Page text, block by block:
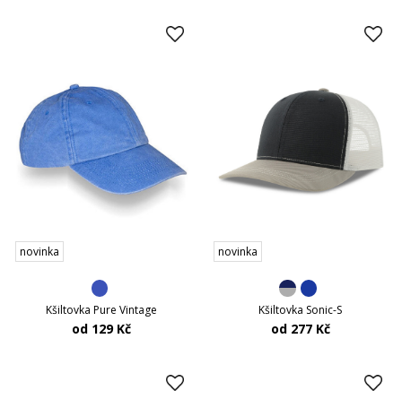
novinka
Kšiltovka Pure Vintage
od 129 Kč
novinka
Kšiltovka Sonic-S
od 277 Kč